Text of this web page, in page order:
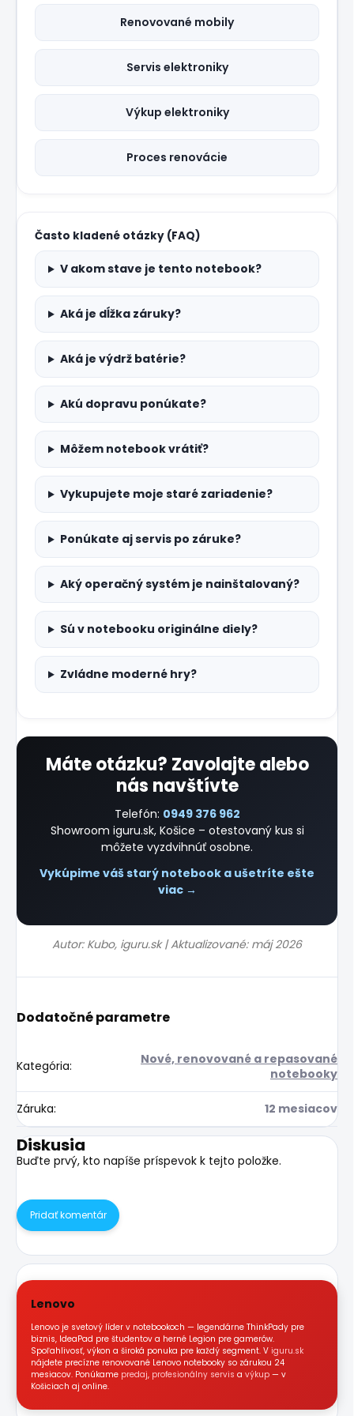
Renovované mobily
Servis elektroniky
Výkup elektroniky
Proces renovácie
Často kladené otázky (FAQ)
V akom stave je tento notebook?
Aká je dĺžka záruky?
Aká je výdrž batérie?
Akú dopravu ponúkate?
Môžem notebook vrátiť?
Vykupujete moje staré zariadenie?
Ponúkate aj servis po záruke?
Aký operačný systém je nainštalovaný?
Sú v notebooku originálne diely?
Zvládne moderné hry?
Máte otázku? Zavolajte alebo
nás navštívte
Telefón: 0949 376 962
Showroom iguru.sk, Košice – otestovaný kus si
môžete vyzdvihnúť osobne.
Vykúpime váš starý notebook a ušetríte ešte
viac →
Autor: Kubo, iguru.sk | Aktualizované: máj 2026
Dodatočné parametre
Kategória:
Nové, renovované a repasované
notebooky
Záruka: 12 mesiacov
Diskusia
Buďte prvý, kto napíše príspevok k tejto položke.
Pridať komentár
Lenovo
Lenovo je svetový líder v notebookoch — legendárne ThinkPady pre
biznis, IdeaPad pre študentov a herné Legion pre gamerów.
Spoľahlivosť, výkon a široká ponuka pre každý segment. V iguru.sk
nájdete precízne renovované Lenovo notebooky so zárukou 24
mesiacov. Ponúkame predaj, profesionálny servis a výkup— v
Košiciach aj online.